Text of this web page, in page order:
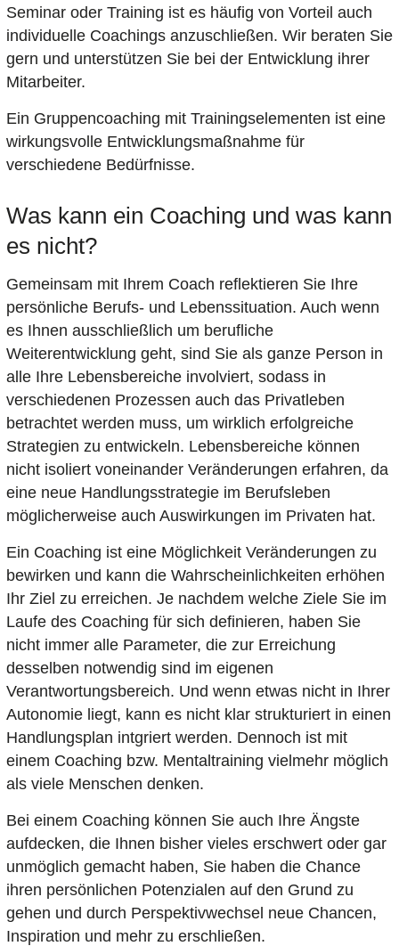
Seminar oder Training ist es häufig von Vorteil auch
individuelle Coachings anzuschließen. Wir beraten Sie
gern und unterstützen Sie bei der Entwicklung ihrer
Mitarbeiter.
Ein Gruppencoaching mit Trainingselementen ist eine
wirkungsvolle Entwicklungsmaßnahme für
verschiedene Bedürfnisse.
Was kann ein Coaching und was kann
es nicht?
Gemeinsam mit Ihrem Coach reflektieren Sie Ihre
persönliche Berufs- und Lebenssituation. Auch wenn
es Ihnen ausschließlich um berufliche
Weiterentwicklung geht, sind Sie als ganze Person in
alle Ihre Lebensbereiche involviert, sodass in
verschiedenen Prozessen auch das Privatleben
betrachtet werden muss, um wirklich erfolgreiche
Strategien zu entwickeln. Lebensbereiche können
nicht isoliert voneinander Veränderungen erfahren, da
eine neue Handlungsstrategie im Berufsleben
möglicherweise auch Auswirkungen im Privaten hat.
Ein Coaching ist eine Möglichkeit Veränderungen zu
bewirken und kann die Wahrscheinlichkeiten erhöhen
Ihr Ziel zu erreichen. Je nachdem welche Ziele Sie im
Laufe des Coaching für sich definieren, haben Sie
nicht immer alle Parameter, die zur Erreichung
desselben notwendig sind im eigenen
Verantwortungsbereich. Und wenn etwas nicht in Ihrer
Autonomie liegt, kann es nicht klar strukturiert in einen
Handlungsplan intgriert werden. Dennoch ist mit
einem Coaching bzw. Mentaltraining vielmehr möglich
als viele Menschen denken.
Bei einem Coaching können Sie auch Ihre Ängste
aufdecken, die Ihnen bisher vieles erschwert oder gar
unmöglich gemacht haben, Sie haben die Chance
ihren persönlichen Potenzialen auf den Grund zu
gehen und durch Perspektivwechsel neue Chancen,
Inspiration und mehr zu erschließen.